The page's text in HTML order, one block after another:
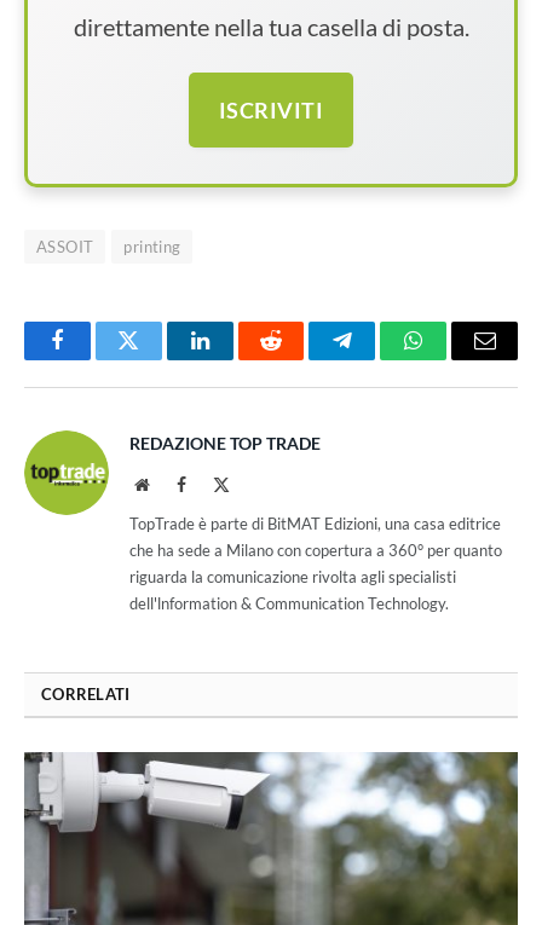
direttamente nella tua casella di posta.
ISCRIVITI
ASSOIT printing
FacebookTwitter LinkedInReddit TelegramWhatsAppEmail
REDAZIONE TOP TRADE
WebsiteFacebook
TopTrade è parte di BitMAT Edizioni, una casa editrice
che ha sede a Milano con copertura a 360° per quanto
riguarda la comunicazione rivolta agli specialisti
dell'lnformation & Communication Technology.
CORRELATI